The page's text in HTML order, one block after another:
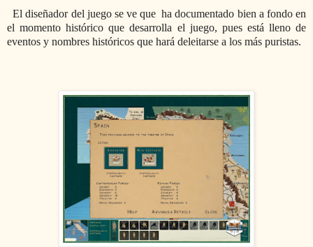
El diseñador del juego se ve que ha documentado bien a fondo en
el momento histórico que desarrolla el juego, pues está lleno de
eventos y nombres históricos que hará deleitarse a los más puristas.